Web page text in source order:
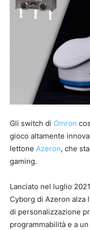
Gli switch di Omron
gioco altamente
lettone Azeron, che
gaming.
Lanciato nel luglio
Cyborg di Azeron alza
di personalizzazione
programmabilità e a